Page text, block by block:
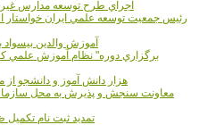
اجراي طرح توسعه مدارس غير دولتي در
رئيس جمعيت توسعه علمي ايران
آموزش والدين
برگزاري دوره" نظام آموزش علمي
40 هزار دانش آموز و دانشجو از
معاونت سنجش و پذيرش به محل
تمديد ثبت نام